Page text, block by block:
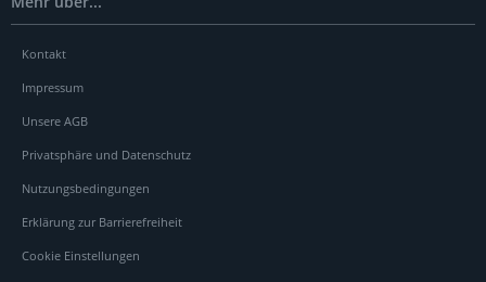
Kontakt
Impressum
Unsere AGB
Privatsphäre und Datenschutz
Nutzungsbedingungen
Erklärung zur Barrierefreiheit
Cookie Einstellungen